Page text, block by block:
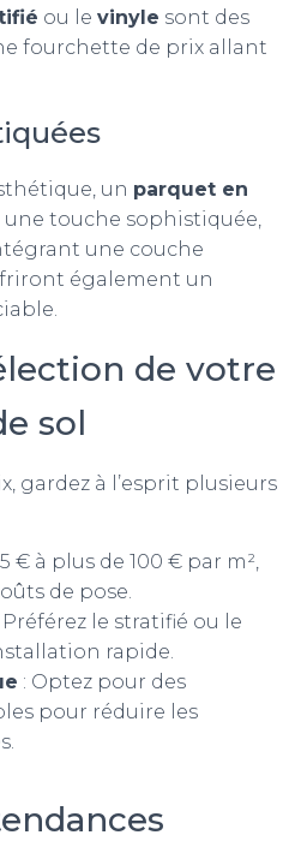
ou le vinyle sont des
fourchette de prix allant
un parquet en
touche sophistiquée,
une couche
également un
de votre
sol
gardez à l’esprit plusieurs
€ à plus de 100 € par m²,
de pose.
Préférez le stratifié ou le
rapide.
: Optez pour des
pour réduire les